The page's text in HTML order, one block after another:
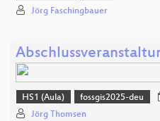
Jörg Faschingbauer
HS1 (Aula) fossgis2025-deu
Jörg Thomsen